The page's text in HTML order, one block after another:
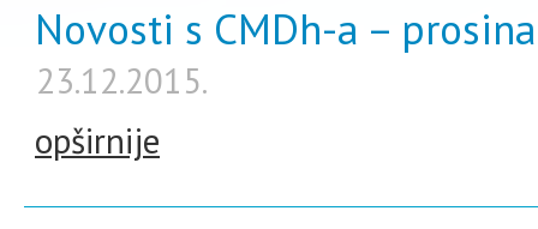
Novosti s CMDh-a –
23.12.2015.
opširnije